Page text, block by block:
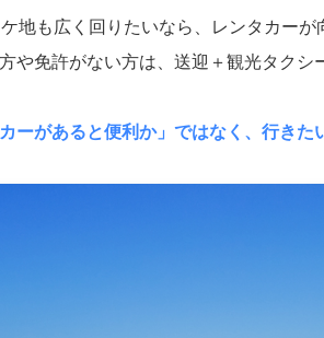
地も広く回りたいなら、レンタカーが
や免許がない方は、送迎＋観光タクシ
ーがあると便利か」ではなく、行きた